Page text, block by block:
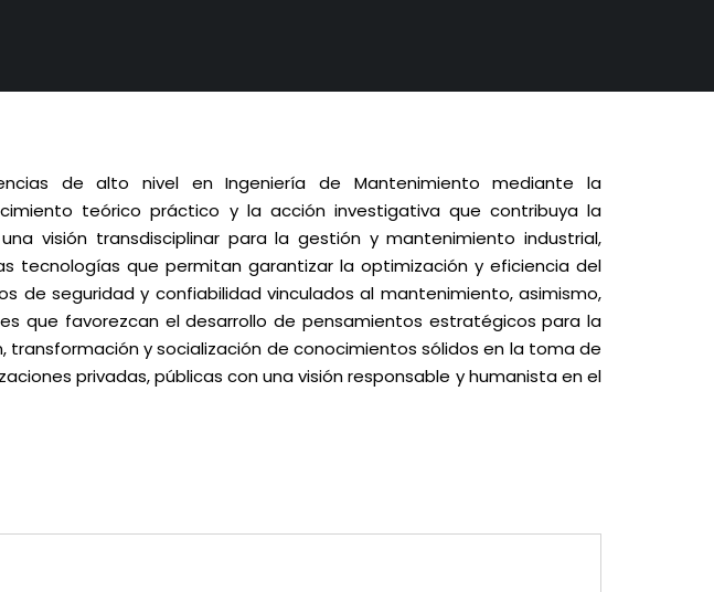
de alto nivel en Ingeniería de Mantenimiento mediante la
teórico práctico y la acción investigativa que contribuya la
visión transdisciplinar para la gestión y mantenimiento industrial,
tecnologías que permitan garantizar la optimización y eficiencia del
de seguridad y confiabilidad vinculados al mantenimiento, asimismo,
que favorezcan el desarrollo de pensamientos estratégicos para la
y socialización de conocimientos sólidos en la toma de
privadas, públicas con una visión responsable y humanista en el